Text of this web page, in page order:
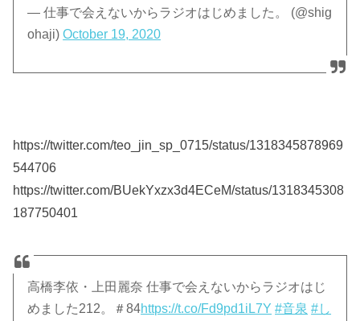
— 仕事で会えないからラジオはじめました。 (@shig
ohaji)October 19, 2020
https://twitter.com/teo_jin_sp_0715/status/1318345878969
544706
https://twitter.com/BUekYxzx3d4ECeM/status/1318345308
187750401
高橋李依・上田麗奈 仕事で会えないからラジオはじ
めました212。＃84https://t.co/Fd9pd1iL7Y #音泉 #し